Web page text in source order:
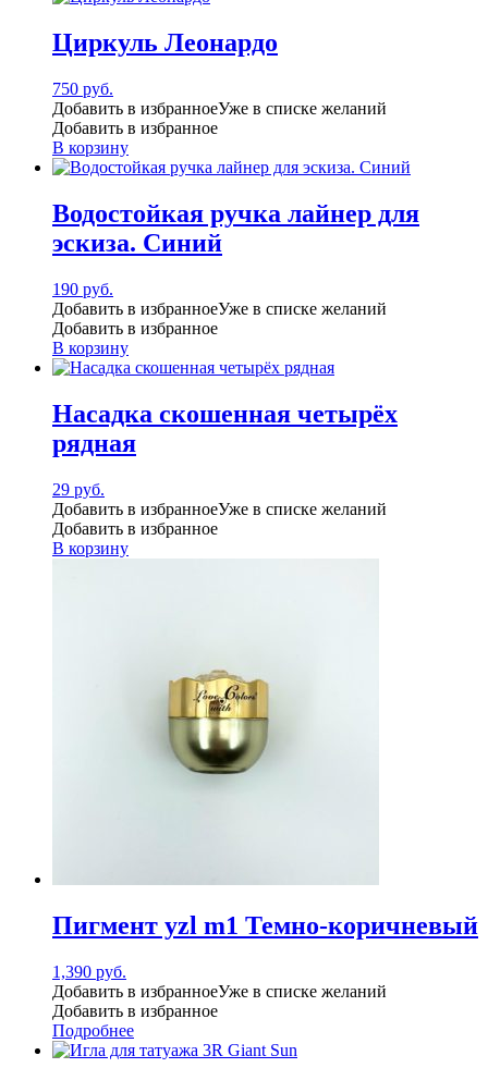
Циркуль Леонардо
750 руб.
Добавить в избранноеУже в списке желаний
Добавить в избранное
В корзину
Водостойкая ручка лайнер для
эскиза. Синий
190 руб.
Добавить в избранноеУже в списке желаний
Добавить в избранное
В корзину
Насадка скошенная четырёх
рядная
29 руб.
Добавить в избранноеУже в списке желаний
Добавить в избранное
В корзину
Пигмент yzl m1 Темно-коричневый
1,390 руб.
Добавить в избранноеУже в списке желаний
Добавить в избранное
Подробнее